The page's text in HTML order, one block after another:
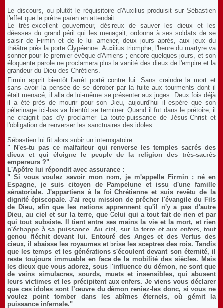
Le discours, ou plutôt le réquisitoire d'Auxilius produisit sur Sébastien
l'effet que le prêtre païen en attendait.
Le très-excellent gouverneur, désireux de sauver les dieux et les
déesses du grand péril qui les menaçait, ordonna à ses soldats de se
saisir de Firmin et de le lui amener, deux jours après, aux jeux du
théâtre près la porte Clypéenne. Auxilius triomphe, l'heure du martyre va
sonner pour le premier évêque d'Amiens ; encore quelques jours, et son
éloquente parole ne proclamera plus la vanité des dieux de l'empire et la
grandeur du Dieu des Chrétiens.
Firmin apprit bientôt l'arrêt porté contre lui. Sans craindre la mort et
sans avoir la pensée de se dérober par la fuite aux tourments dont il
était menacé, il alla de lui-même se présenter aux juges. Deux fois déjà
il a été près de mourir pour son Dieu, aujourd'hui il espère que son
pèlerinage ici-bas va bientôt se terminer. Quand il fut dans le prétoire, il
ne craignit pas d'y proclamer La toute-puissance de Jésus-Christ et
l'obligation de renverser les sanctuaires des idoles.
Sébastien lui fit alors subir un interrogatoire :
" N'es-tu pas ce malfaiteur qui renverse les temples sacrés des
dieux et qui éloigne le peuple de la religion des très-sacrés
empereurs ?"
L'Apôtre lui répondit avec assurance :
" Si vous voulez savoir mon nom, je m'appelle Firmin ; né en
Espagne, je suis citoyen de Pampelune et issu d'une famille
sénatoriale. J'appartiens à la foi Chrétienne et suis revêtu de la
dignité épiscopale. J'ai reçu mission de prêcher l'évangile du Fils
de Dieu, afin que les nations apprennent qu'il n'y a pas d'autre
Dieu, au ciel et sur la terre, que Celui qui a tout fait de rien et par
qui tout subsiste. Il tient entre ses mains la vie et la mort, et rien
n'échappe à sa puissance. Au ciel, sur la terre et aux enfers, tout
genou fléchit devant lui. Entouré des Anges et des Vertus des
cieux, il abaisse les royaumes et brise les sceptres des rois. Tandis
que les temps et les générations s'écoulent devant son éternité, il
reste toujours immuable en face de la mobilité des siècles. Mais
les dieux que vous adorez, sous l'influence du démon, ne sont que
de vains simulacres, sourds, muets et insensibles, qui abusent
leurs victimes et les précipitent aux enfers. Je viens vous déclarer
que ces idoles sont l’œuvre du démon reniez-les donc, si vous ne
voulez point tomber dans les abîmes éternels, où gémit la
puissance infernale."